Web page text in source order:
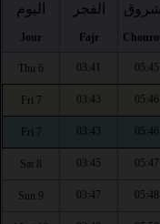
اليوم
Jour
الفجر
Fajr
Thu 6 03:41 05:45
Fri 7 03:43 05:46
Fri 7 03:43 05:46
Sat 8 03:45 05:47
Sun 9 03:47 05:48